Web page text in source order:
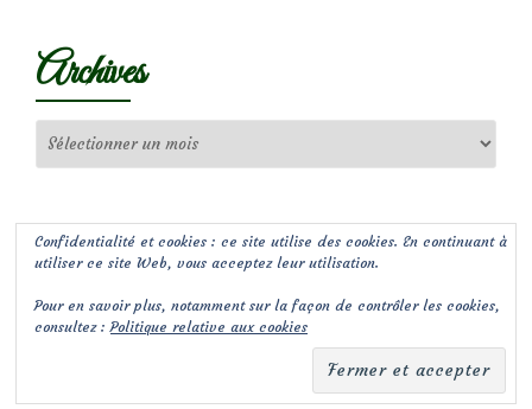
Archives
Confidentialité et cookies : ce site utilise des cookies. En continuant à
utiliser ce site Web, vous acceptez leur utilisation.
Pour en savoir plus, notamment sur la façon de contrôler les cookies,
consultez :Politique relative aux cookies